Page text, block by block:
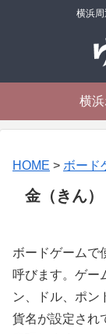
横浜
横
HOME > ボード
金（きん）
ボードゲームで
呼びます。ゲー
ン、ドル、ポン
貨名が設定され